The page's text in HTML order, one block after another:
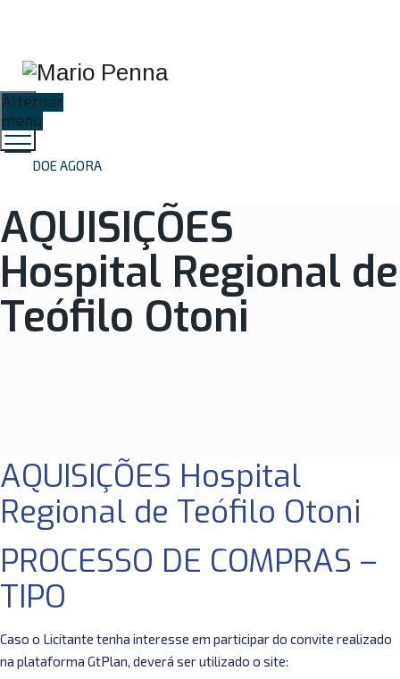
Alternar
menu
DOE AGORA
AQUISIÇÕES
Hospital Regional de
Teófilo Otoni
AQUISIÇÕES Hospital
Regional de Teófilo Otoni
PROCESSO DE COMPRAS –
TIPO
Caso o Licitante tenha interesse em participar do convite realizado
na plataforma GtPlan, deverá ser utilizado o site: